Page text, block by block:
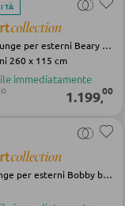
Divano lounge per esterni Beary grigio nero Olefin acciaio
260 x 115 cm
immediatamente
1.199,00
Sedia lounge per esterni Bobby beige Olefin acciaio